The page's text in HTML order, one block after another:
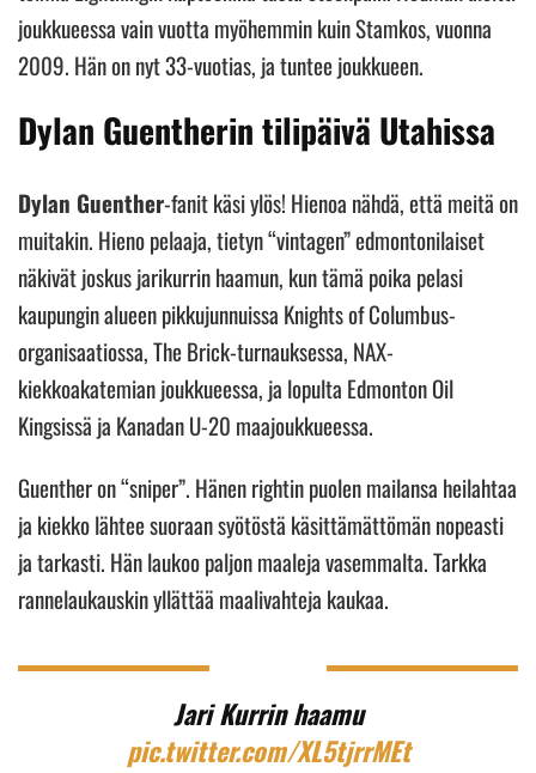
joukkueessa vain vuotta myöhemmin kuin Stamkos, vuonna
2009. Hän on nyt 33-vuotias, ja tuntee joukkueen.
Dylan Guentherin tilipäivä Utahissa
Dylan Guenther-fanit käsi ylös! Hienoa nähdä, että meitä on
muitakin. Hieno pelaaja, tietyn “vintagen” edmontonilaiset
näkivät joskus jarikurrin haamun, kun tämä poika pelasi
kaupungin alueen pikkujunnuissa Knights of Columbus-
organisaatiossa, The Brick-turnauksessa, NAX-
kiekkoakatemian joukkueessa, ja lopulta Edmonton Oil
Kingsissä ja Kanadan U-20 maajoukkueessa.
Guenther on “sniper”. Hänen rightin puolen mailansa heilahtaa
ja kiekko lähtee suoraan syötöstä käsittämättömän nopeasti
ja tarkasti. Hän laukoo paljon maaleja vasemmalta. Tarkka
rannelaukauskin yllättää maalivahteja kaukaa.
Jari Kurrin haamu
pic.twitter.com/XL5tjrrMEt